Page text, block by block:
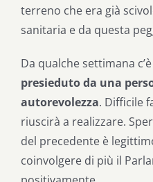
terreno che era già
sanitaria e da questa
Da qualche settimana c’è
presieduto da una
autorevolezza. Difficile
riuscirà a realizzare.
del precedente è
coinvolgere di più il